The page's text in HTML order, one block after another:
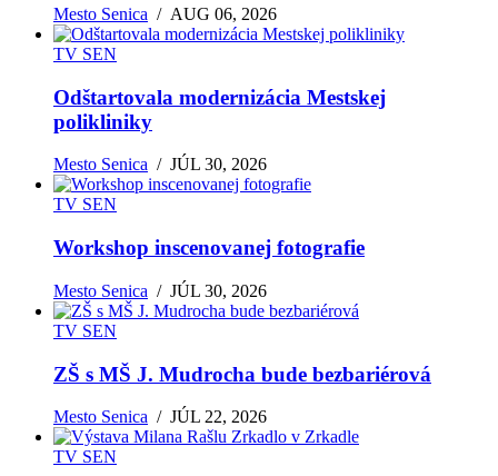
Mesto Senica /AUG 06, 2026
TV SEN
Odštartovala modernizácia Mestskej
polikliniky
Mesto Senica /JÚL 30, 2026
TV SEN
Workshop inscenovanej fotografie
Mesto Senica /JÚL 30, 2026
TV SEN
ZŠ s MŠ J. Mudrocha bude bezbariérová
Mesto Senica /JÚL 22, 2026
TV SEN